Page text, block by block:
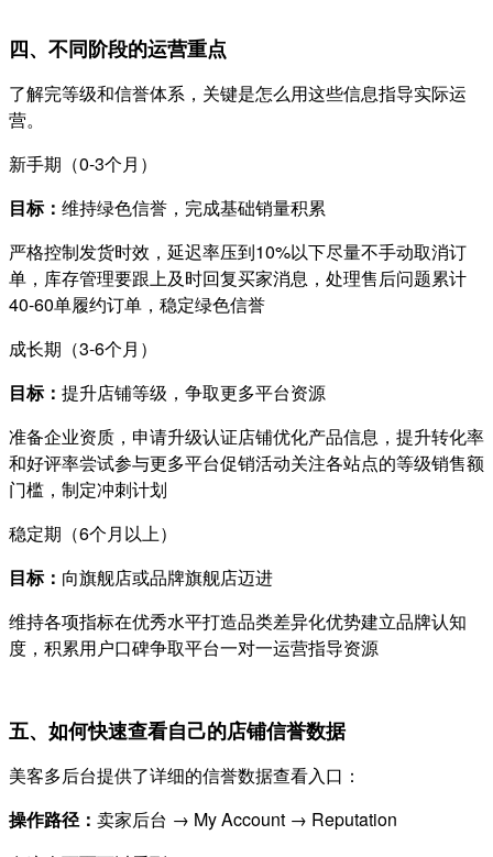
四、不同阶段的运营重点
了解完等级和信誉体系，关键是怎么用这些信息指导实际运
营。
新手期（0-3个月）
目标： 维持绿色信誉，完成基础销量积累
严格控制发货时效，延迟率压到10%以下尽量不手动取消订
单，库存管理要跟上及时回复买家消息，处理售后问题累计
40-60单履约订单，稳定绿色信誉
成长期（3-6个月）
目标： 提升店铺等级，争取更多平台资源
准备企业资质，申请升级认证店铺优化产品信息，提升转化率
和好评率尝试参与更多平台促销活动关注各站点的等级销售额
门槛，制定冲刺计划
稳定期（6个月以上）
目标： 向旗舰店或品牌旗舰店迈进
维持各项指标在优秀水平打造品类差异化优势建立品牌认知
度，积累用户口碑争取平台一对一运营指导资源
五、如何快速查看自己的店铺信誉数据
美客多后台提供了详细的信誉数据查看入口：
操作路径： 卖家后台 → My Account → Reputation